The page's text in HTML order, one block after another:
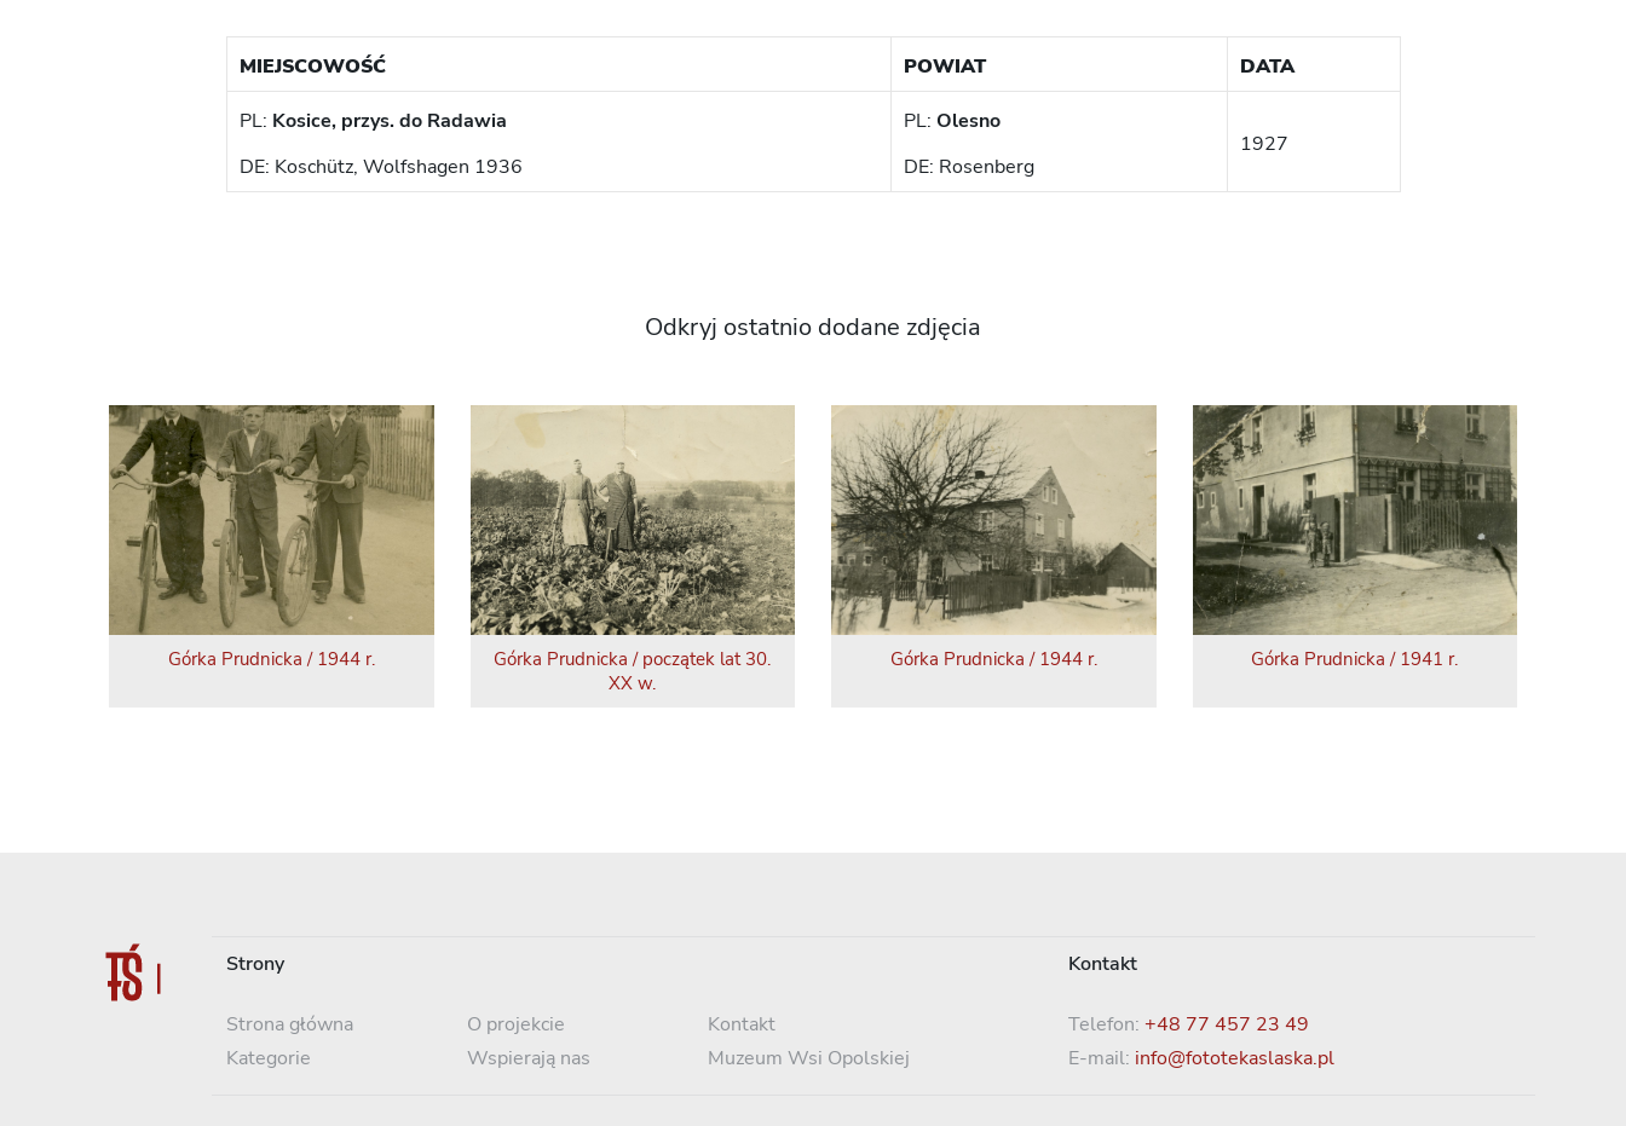
MIEJSCOWOŚĆ POWIAT DATA
PL: Kosice, przys. do Radawia
DE: Koschütz, Wolfshagen 1936
PL: Olesno
DE: Rosenberg
1927
Odkryj ostatnio dodane zdjęcia
Górka Prudnicka / 1944 r.
Górka Prudnicka / początek lat 30.
XX w.
Górka Prudnicka / 1944 r. Górka Prudnicka / 1941 r.
Strony
Strona główna
Kategorie
O projekcie
Wspierają nas
Kontakt
Muzeum Wsi Opolskiej
Kontakt
Telefon: +48 77 457 23 49
E-mail: info@fototekaslaska.pl